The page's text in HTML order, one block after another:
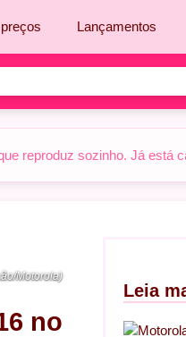
Lançamentos
reproduz sozinho. Já está
Motorola)
no
Leia